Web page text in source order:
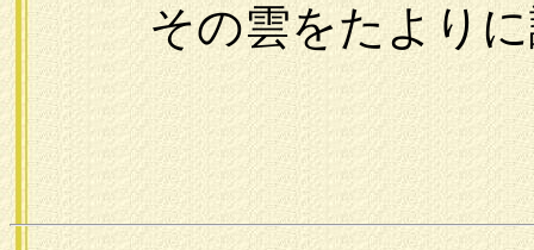
その雲をたよりに